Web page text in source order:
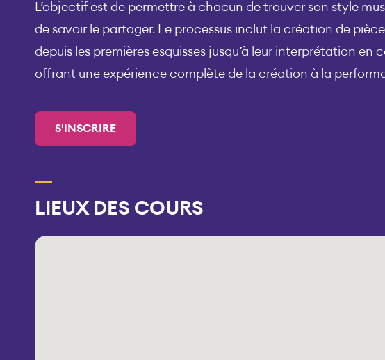
L’objectif est de permettre à chacun de trouver son style
de savoir le partager. Le processus inclut la création de
depuis les premières esquisses jusqu’à leur interprétation en
offrant une expérience complète de la création à la
S'INSCRIRE
LIEUX DES COURS